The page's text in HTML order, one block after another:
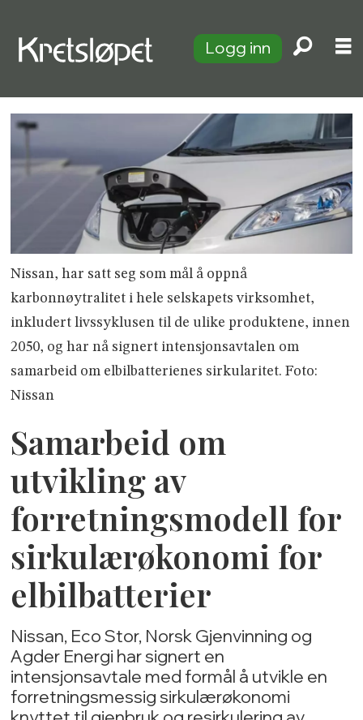
Logg inn
Nissan, har satt seg som mål å oppnå
karbonnøytralitet i hele selskapets virksomhet,
inkludert livssyklusen til de ulike produktene, innen
2050, og har nå signert intensjonsavtalen om
samarbeid om elbilbatterienes sirkularitet. Foto:
Nissan
Samarbeid om
utvikling av
forretningsmodell for
sirkulærøkonomi for
elbilbatterier
Nissan, Eco Stor, Norsk Gjenvinning og
Agder Energi har signert en
intensjonsavtale med formål å utvikle en
forretningsmessig sirkulærøkonomi